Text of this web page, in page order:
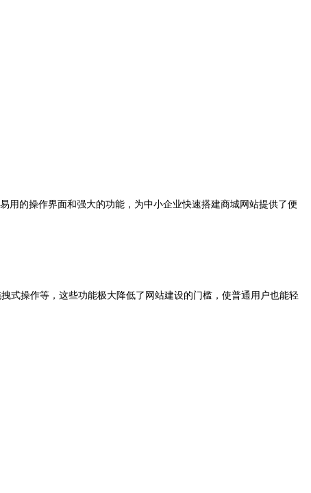
用的操作界面和强大的功能，为中小企业快速搭建商城网站提供了便
式操作等，这些功能极大降低了网站建设的门槛，使普通用户也能轻